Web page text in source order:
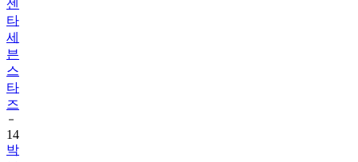
세
븐
스
타
즈
14
박
보
검